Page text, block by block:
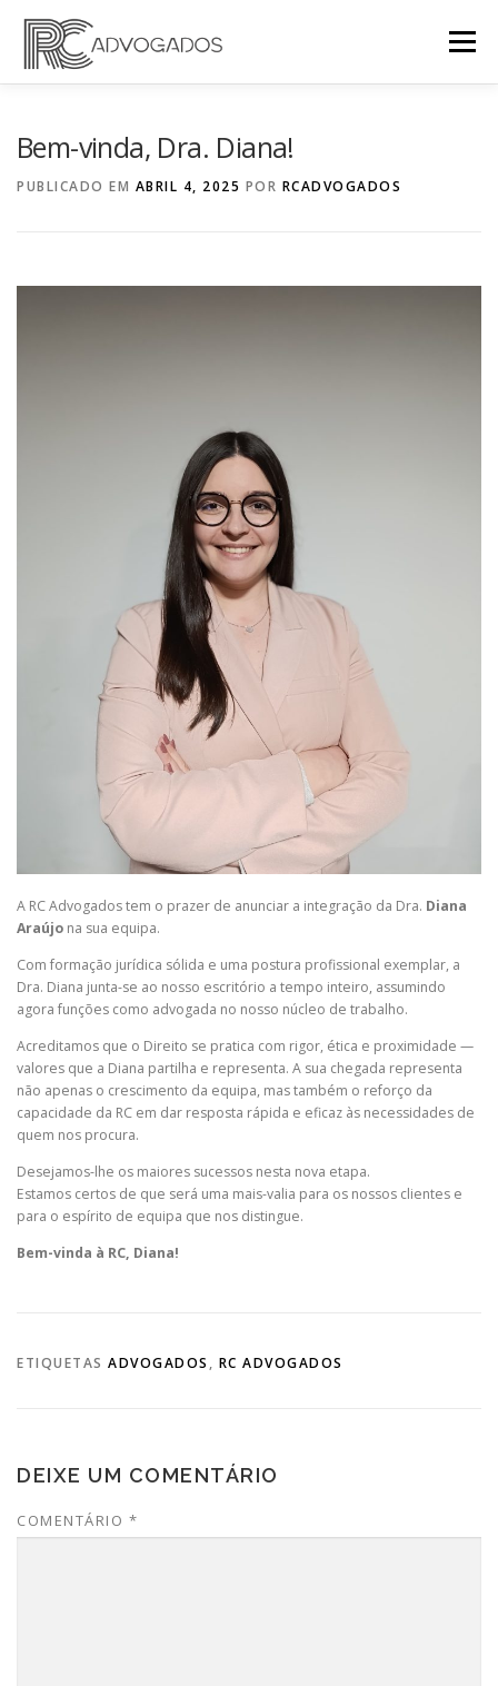
conteúdo
Menu
Bem-vinda, Dra. Diana!
PUBLICADO EM ABRIL 4, 2025 POR RCADVOGADOS
A RC Advogados tem o prazer de anunciar a integração da Dra. Diana
Araújo na sua equipa.
Com formação jurídica sólida e uma postura profissional exemplar, a
Dra. Diana junta-se ao nosso escritório a tempo inteiro, assumindo
agora funções como advogada no nosso núcleo de trabalho.
Acreditamos que o Direito se pratica com rigor, ética e proximidade —
valores que a Diana partilha e representa. A sua chegada representa
não apenas o crescimento da equipa, mas também o reforço da
capacidade da RC em dar resposta rápida e eficaz às necessidades de
quem nos procura.
Desejamos-lhe os maiores sucessos nesta nova etapa.
Estamos certos de que será uma mais-valia para os nossos clientes e
para o espírito de equipa que nos distingue.
Bem-vinda à RC, Diana!
ETIQUETAS ADVOGADOS , RC ADVOGADOS
DEIXE UM COMENTÁRIO
COMENTÁRIO *